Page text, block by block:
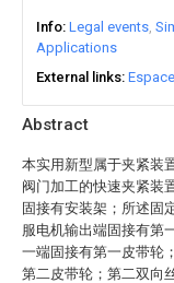
Abstract
本实用新型属于夹紧装
阀门加工的快速夹紧装
固接有安装架；所述固
服电机输出端固接有第
一端固接有第一皮带轮
第二皮带轮；第二双向
Info Legal events
Applications
External links